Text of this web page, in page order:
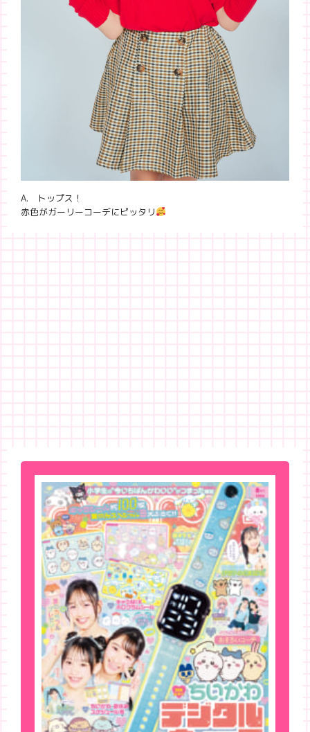
A. トップス！
赤色がガーリーコーデにピッタリ